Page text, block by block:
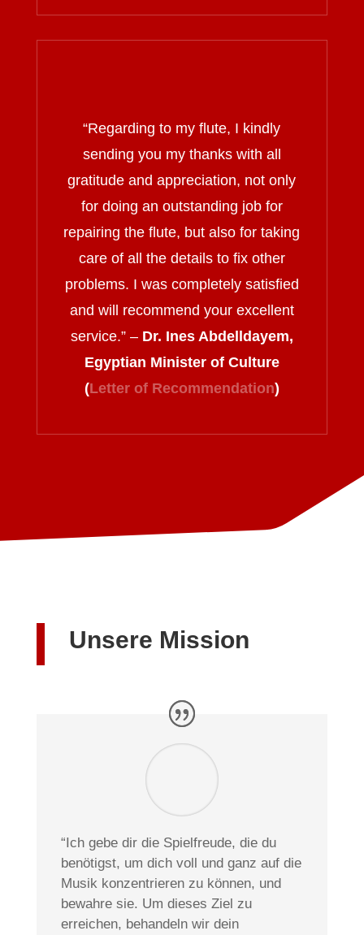
“Regarding to my flute, I kindly
sending you my thanks with all
gratitude and appreciation, not only
for doing an outstanding job for
repairing the flute, but also for taking
care of all the details to fix other
problems. I was completely satisfied
and will recommend your excellent
service.” – Dr. Ines Abdelldayem,
Egyptian Minister of Culture
(Letter of Recommendation)
Unsere Mission
“Ich gebe dir die Spielfreude, die du
benötigst, um dich voll und ganz auf die
Musik konzentrieren zu können, und
bewahre sie. Um dieses Ziel zu
erreichen, behandeln wir dein